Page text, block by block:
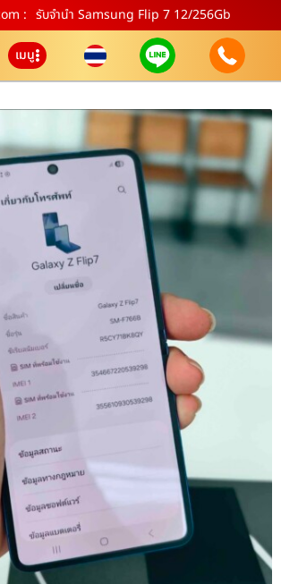
: รับจำนำ Samsung Flip 7 12/256Gb
เมนู